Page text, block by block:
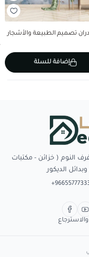
تصميم الطبيعة والأشجار
إضافة للسلة
النوم ( خزائن - مكتبات